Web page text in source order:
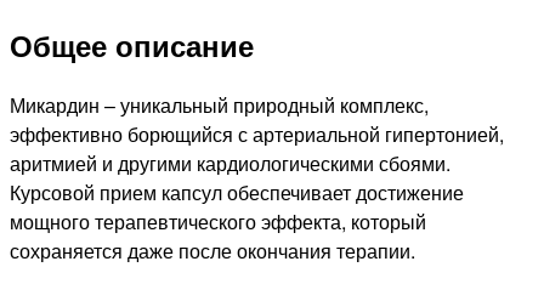
Общее описание
Микардин – уникальный природный комплекс,
эффективно борющийся с артериальной гипертонией,
аритмией и другими кардиологическими сбоями.
Курсовой прием капсул обеспечивает достижение
мощного терапевтического эффекта, который
сохраняется даже после окончания терапии.